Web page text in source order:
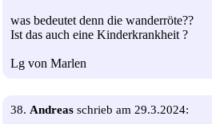
was bedeutet denn die wanderröte??
Ist das auch eine Kinderkrankheit ?
Lg von Marlen
38. Andreas schrieb am 29.3.2024: